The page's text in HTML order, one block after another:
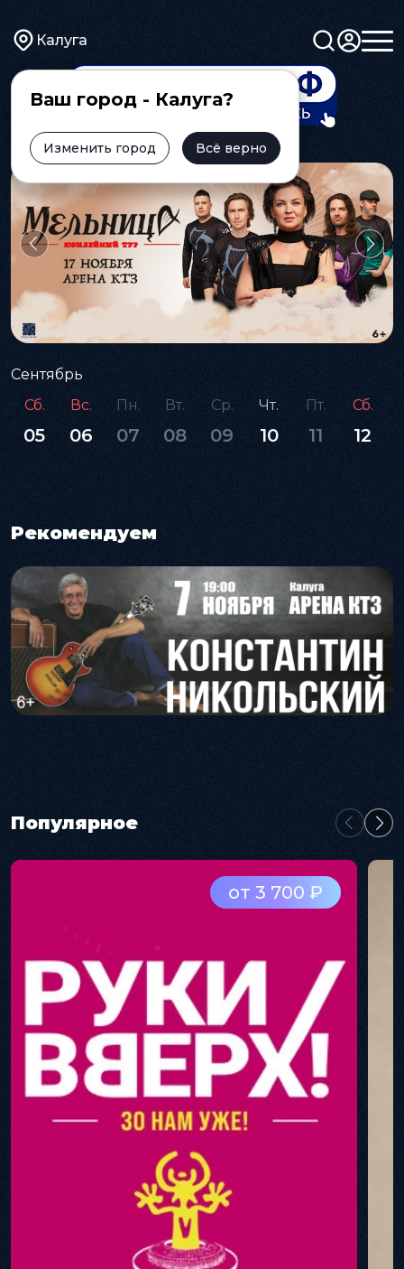
Калуга
Ваш город - Калуга?
Изменить город Всё верно
Сентябрь
Сб.
05
Вс.
06
Пн.
07
Вт.
08
Ср.
09
Чт.
10
Пт.
11
Сб.
12
Рекомендуем
Популярное
от 3 700 ₽